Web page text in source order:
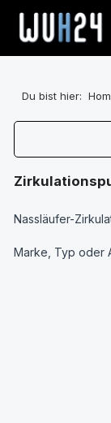
Zum Hauptinhalt
Du bist hier:
Nassläufer-
Marke, Typ oder